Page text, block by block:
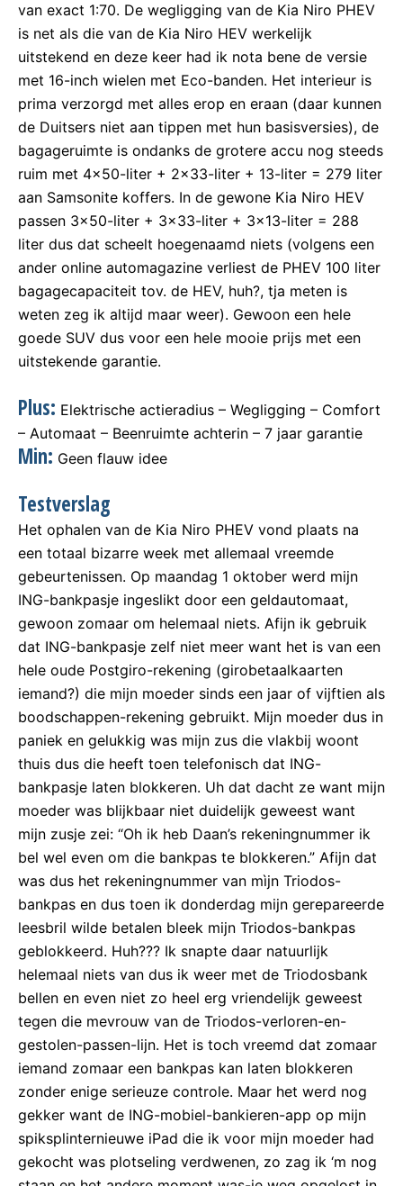
van exact 1:70. De wegligging van de Kia Niro PHEV
is net als die van de Kia Niro HEV werkelijk
uitstekend en deze keer had ik nota bene de versie
met 16-inch wielen met Eco-banden. Het interieur is
prima verzorgd met alles erop en eraan (daar kunnen
de Duitsers niet aan tippen met hun basisversies), de
bagageruimte is ondanks de grotere accu nog steeds
ruim met 4×50-liter + 2×33-liter + 13-liter = 279 liter
aan Samsonite koffers. In de gewone Kia Niro HEV
passen 3×50-liter + 3×33-liter + 3×13-liter = 288
liter dus dat scheelt hoegenaamd niets (volgens een
ander online automagazine verliest de PHEV 100 liter
bagagecapaciteit tov. de HEV, huh?, tja meten is
weten zeg ik altijd maar weer). Gewoon een hele
goede SUV dus voor een hele mooie prijs met een
uitstekende garantie.
Plus: Elektrische actieradius – Wegligging – Comfort
– Automaat – Beenruimte achterin – 7 jaar garantie
Min: Geen flauw idee
Testverslag
Het ophalen van de Kia Niro PHEV vond plaats na
een totaal bizarre week met allemaal vreemde
gebeurtenissen. Op maandag 1 oktober werd mijn
ING-bankpasje ingeslikt door een geldautomaat,
gewoon zomaar om helemaal niets. Afijn ik gebruik
dat ING-bankpasje zelf niet meer want het is van een
hele oude Postgiro-rekening (girobetaalkaarten
iemand?) die mijn moeder sinds een jaar of vijftien als
boodschappen-rekening gebruikt. Mijn moeder dus in
paniek en gelukkig was mijn zus die vlakbij woont
thuis dus die heeft toen telefonisch dat ING-
bankpasje laten blokkeren. Uh dat dacht ze want mijn
moeder was blijkbaar niet duidelijk geweest want
mijn zusje zei: “Oh ik heb Daan’s rekeningnummer ik
bel wel even om die bankpas te blokkeren.” Afijn dat
was dus het rekeningnummer van mìjn Triodos-
bankpas en dus toen ik donderdag mijn gerepareerde
leesbril wilde betalen bleek mijn Triodos-bankpas
geblokkeerd. Huh??? Ik snapte daar natuurlijk
helemaal niets van dus ik weer met de Triodosbank
bellen en even niet zo heel erg vriendelijk geweest
tegen die mevrouw van de Triodos-verloren-en-
gestolen-passen-lijn. Het is toch vreemd dat zomaar
iemand zomaar een bankpas kan laten blokkeren
zonder enige serieuze controle. Maar het werd nog
gekker want de ING-mobiel-bankieren-app op mijn
spiksplinternieuwe iPad die ik voor mijn moeder had
gekocht was plotseling verdwenen, zo zag ik ‘m nog